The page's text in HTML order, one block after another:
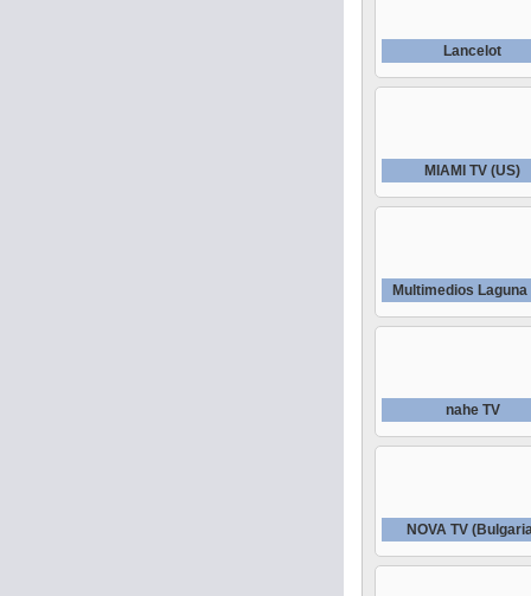
Lancelot
MIAMI TV (US)
Multimedios Laguna
nahe TV
NOVA TV